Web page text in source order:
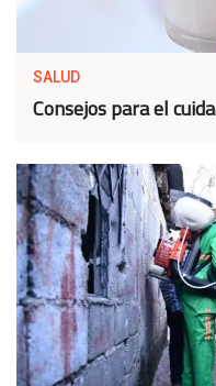
SALUD
Consejos para el